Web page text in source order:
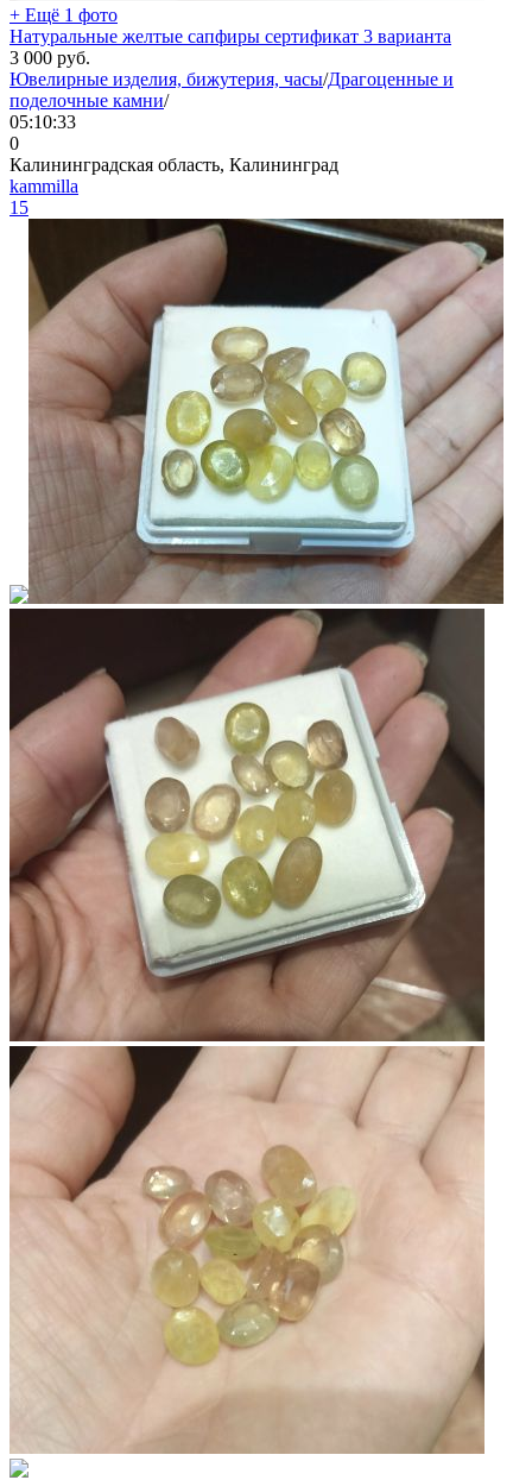
+ Ещё 1 фото
Натуральные желтые сапфиры сертификат 3 варианта
3 000 руб.
Ювелирные изделия, бижутерия, часы/Драгоценные и
поделочные камни/
05:10:33
0
Калининградская область, Калининград
kammilla
15